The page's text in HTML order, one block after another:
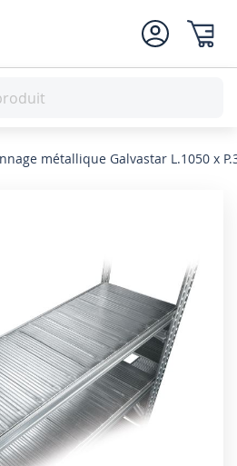
métallique Galvastar L.1050 x